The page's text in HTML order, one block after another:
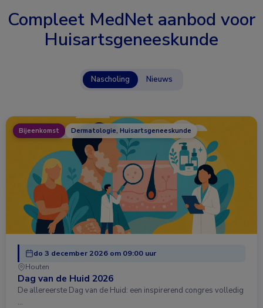
Compleet MedNet aanbod voor
Huisartsgeneeskunde
Nascholing Nieuws
Bijeenkomst Dermatologie, Huisartsgeneeskunde
do 3 december 2026 om 09:00 uur
Houten
Dag van de Huid 2026
De allereerste Dag van de Huid: een inspirerend congres volledig
…